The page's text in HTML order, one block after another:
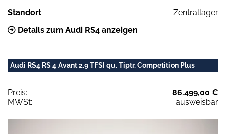
Standort
Zentrallager
Details zum Audi RS4 anzeigen
Audi RS4 RS 4 Avant 2.9 TFSI qu. Tiptr. Competition Plus
Preis:
86.499,00 €
MWSt:
ausweisbar